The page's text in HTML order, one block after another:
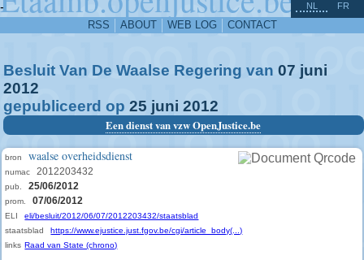
-
RSS ABOUT WEB LOG CONTACT
NL FR
Besluit Van De Waalse Regering van 07 juni
2012
gepubliceerd op 25 juni 2012
Een dienst van vzw OpenJustice.be
bron waalse overheidsdienst
numac 2012203432
pub. 25/06/2012
prom. 07/06/2012
ELI
eli/besluit/2012/06/07/2012203432/staatsblad
staatsblad
https://www.ejustice.just.fgov.be/cgi/article_body(...)
links Raad van State (chrono)
^